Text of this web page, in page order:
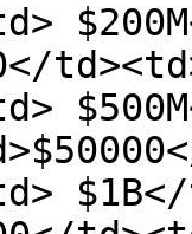
$1B</